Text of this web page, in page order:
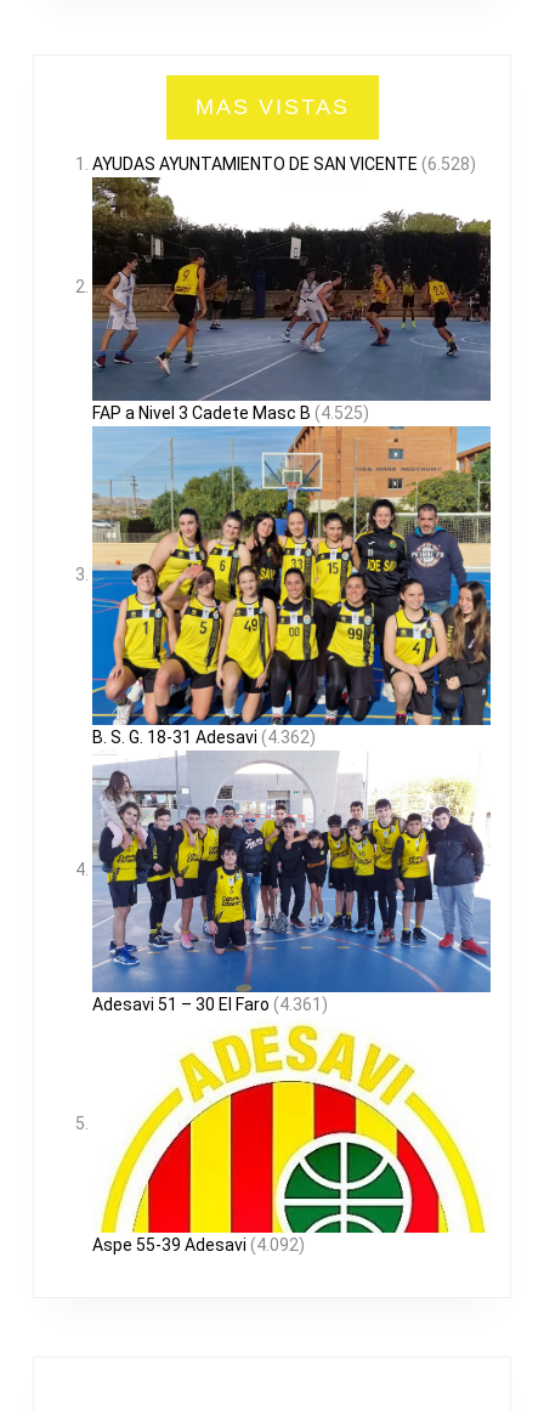
MAS VISTAS
AYUDAS AYUNTAMIENTO DE SAN VICENTE (6.528)
FAP a Nivel 3 Cadete Masc B (4.525)
B. S. G. 18-31 Adesavi (4.362)
Adesavi 51 – 30 El Faro (4.361)
Aspe 55-39 Adesavi (4.092)